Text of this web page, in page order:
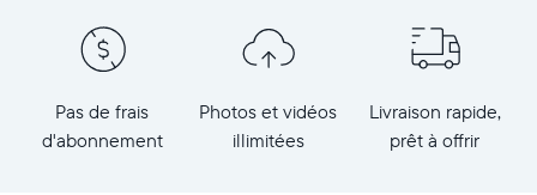
Pas de frais
d'abonnement
Photos et vidéos
illimitées
Livraison rapide,
prêt à offrir